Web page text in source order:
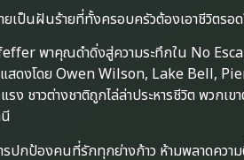
ยเป็นฝันร้ายที่ทั้งครอบครัวต้องเอาชีวิตรอ
พาคุณดำดิ่งสู่ความระทึกใน No
สดงโดย Owen Wilson, Lake Bell,
ชาวต่างชาติถูกไล่ล่าประหารชีวิต พวกเข
ปกป้องคนที่รักทุกย่างก้าว ห้ามพลาดควา